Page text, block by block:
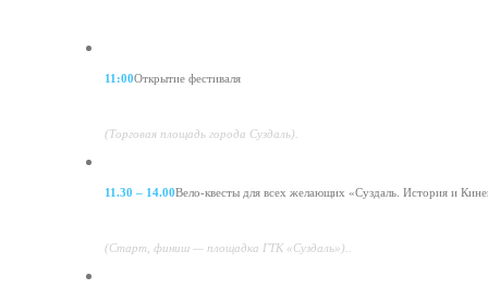
11:00Открытие фестиваля
(Торговая площадь города Суздаль).
11.30 – 14.00Вело-квесты для всех желающих «Суздаль. История и
(Старт, финиш — площадка ГТК «Суздаль»)..